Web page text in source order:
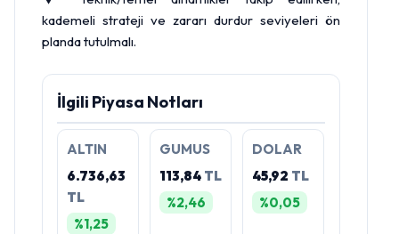
kademeli strateji ve zararı durdur seviyeleri ön
planda tutulmalı.
İlgili Piyasa Notları
ALTIN
6.736,63
TL
%1,25
GUMUS
113,84 TL
%2,46
DOLAR
45,92 TL
%0,05